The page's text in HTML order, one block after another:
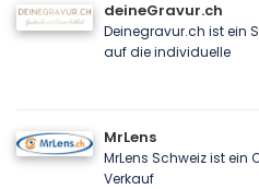
deineGravur.ch
Deinegravur.ch ist ein
auf die individuelle
MrLens
MrLens Schweiz ist ein
Verkauf